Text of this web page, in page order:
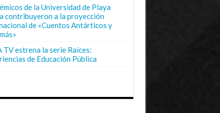
de la Universidad de Playa
contribuyeron a la proyección
de «Cuentos Antárticos y
TV estrena la serie Raíces:
de Educación Pública